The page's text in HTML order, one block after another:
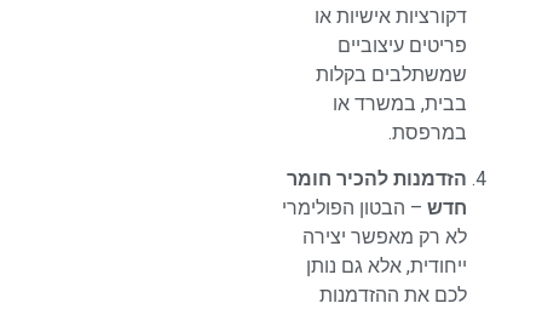
דקורציות אישיות או
פריטים עיצוביים
שמשתלבים בקלות
בבית, במשרד או
במרפסת.
הזדמנות להכיר חומר
חדש – הבטון הפולימרי
לא רק מאפשר יצירה
ייחודית, אלא גם נותן
לכם את ההזדמנות